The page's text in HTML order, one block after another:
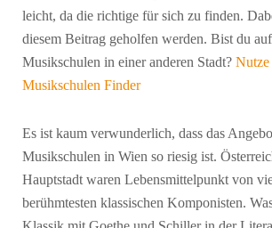
leicht, da die richtige für sich zu finden.
diesem Beitrag geholfen werden. Bist du
Musikschulen in einer anderen Stadt? Nutze
Musikschulen Finder
Es ist kaum verwunderlich, dass das
Musikschulen in Wien so riesig ist.
Hauptstadt waren Lebensmittelpunkt von
berühmtesten klassischen Komponisten.